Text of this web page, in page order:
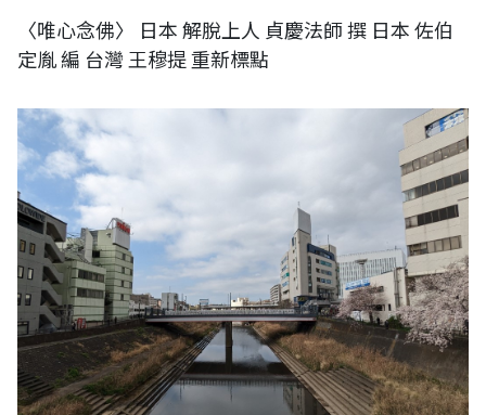
〈唯心念佛〉 日本 解脫上人 貞慶法師 撰 日本 佐伯
定胤 編 台灣 王穆提 重新標點